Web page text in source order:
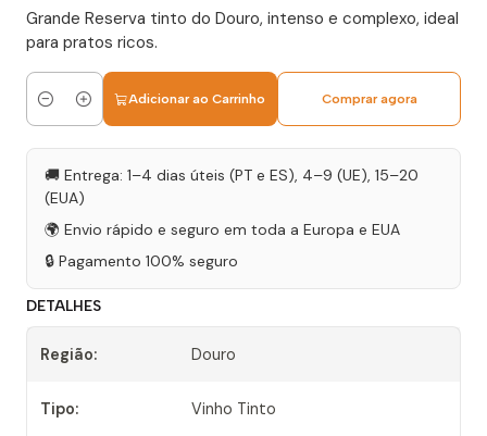
Grande Reserva tinto do Douro, intenso e complexo, ideal
para pratos ricos.
Quantidade
Adicionar ao Carrinho Comprar agora
🚚 Entrega: 1–4 dias úteis (PT e ES), 4–9 (UE), 15–20
(EUA)
🌍 Envio rápido e seguro em toda a Europa e EUA
🔒 Pagamento 100% seguro
DETALHES
Região: Douro
Tipo: Vinho Tinto